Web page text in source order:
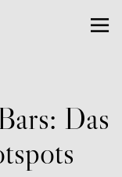
Das